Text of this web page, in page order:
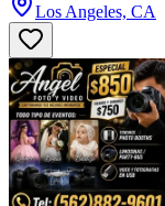
Los Angeles, CA